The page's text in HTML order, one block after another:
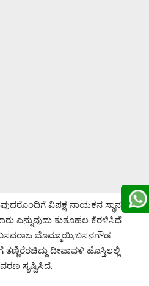
ವಿಪಕ್ಷ ನಾಯಕನ ಸ್ಥಾನ
ಎನ್ನುವುದು ಕುತೂಹಲ ಕೆರಳಿಸಿದೆ.
ಬೊಮ್ಮಾಯಿ,ಬಸನಗೌಡ
ದೀಪಾವಳಿ ಹೊಸ್ತಿಲಲ್ಲಿ
ಸೃಷ್ಟಿಸಿದೆ.